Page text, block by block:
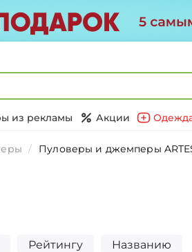
из рекламы Акции
Пуловеры и джемперы
Рейтингу Названию